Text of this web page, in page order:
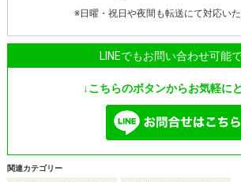
※日曜・祝日や夜間も転送にて対応いた
LINEでもお問い合わせ可能
↓こちらのボタンからお気軽に
関連カテゴリー